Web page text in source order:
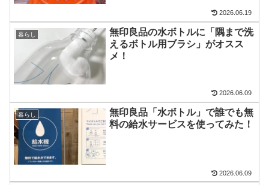
2026.06.19
暮らし
無印良品の水ボトルに「隅まで洗
えるボトル用ブラシ」がオスス
メ！
2026.06.09
暮らし
無印良品「水ボトル」で誰でも無
料の給水サービスを使ってみた！
2026.06.09